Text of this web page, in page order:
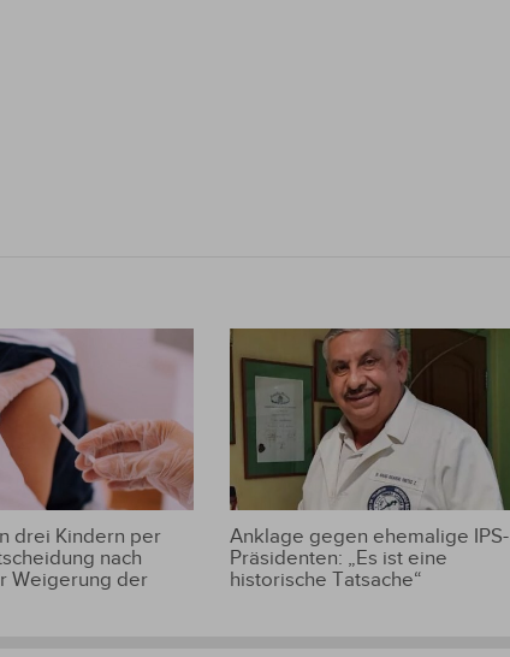
drei Kindern per
nach
Weigerung der
Anklage gegen ehemalige IPS-
Präsidenten: „Es ist eine
historische Tatsache“